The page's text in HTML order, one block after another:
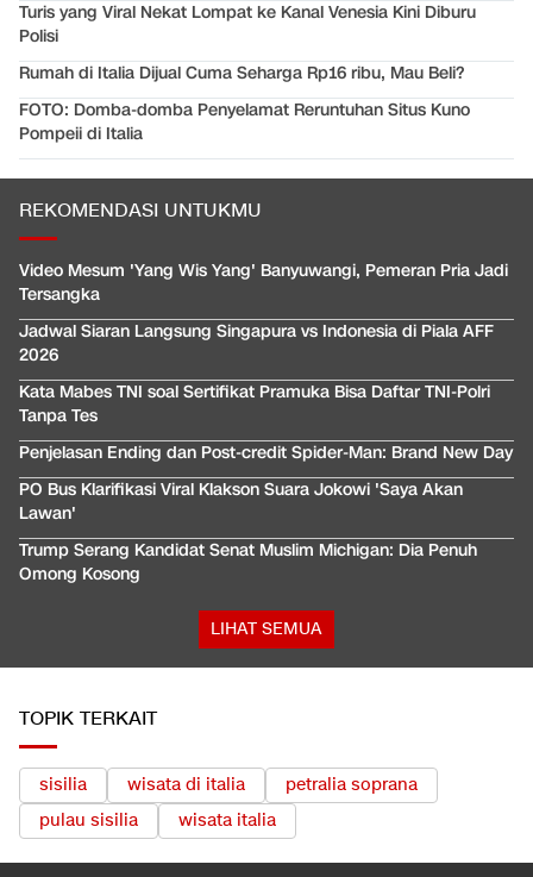
Turis yang Viral Nekat Lompat ke Kanal Venesia Kini Diburu
Polisi
Rumah di Italia Dijual Cuma Seharga Rp16 ribu, Mau Beli?
FOTO: Domba-domba Penyelamat Reruntuhan Situs Kuno
Pompeii di Italia
REKOMENDASI UNTUKMU
Video Mesum 'Yang Wis Yang' Banyuwangi, Pemeran Pria Jadi
Tersangka
Jadwal Siaran Langsung Singapura vs Indonesia di Piala AFF
2026
Kata Mabes TNI soal Sertifikat Pramuka Bisa Daftar TNI-Polri
Tanpa Tes
Penjelasan Ending dan Post-credit Spider-Man: Brand New Day
PO Bus Klarifikasi Viral Klakson Suara Jokowi 'Saya Akan
Lawan'
Trump Serang Kandidat Senat Muslim Michigan: Dia Penuh
Omong Kosong
LIHAT SEMUA
TOPIK TERKAIT
sisilia wisata di italia
petralia soprana
pulau sisilia
wisata italia